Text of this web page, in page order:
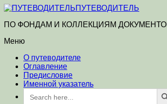
ПУТЕВОДИТЕЛЬ
ПО ФОНДАМ И КОЛЛЕКЦИЯМ
Меню
О путеводителе
Оглавление
Предисловие
Именной указатель
Search
for:
Search